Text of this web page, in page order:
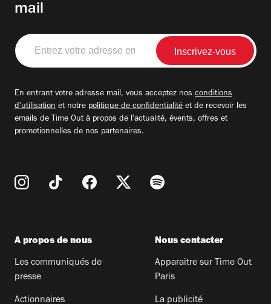
mail
Entrez
votre
adresse
En entrant votre adresse mail, vous acceptez nos conditions
d'utilisation et notre politique de confidentialité et de recevoir les
emails de Time Out à propos de l'actualité, évents, offres et
promotionnelles de nos partenaires.
A propos de nous
Les communiqués de
presse
Actionnaires
Nous contacter
Apparaitre sur Time Out
Paris
La publicité